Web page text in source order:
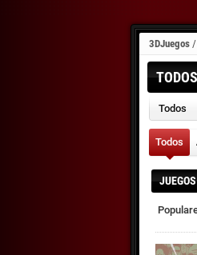
3DJuegos /
Todos
Todos